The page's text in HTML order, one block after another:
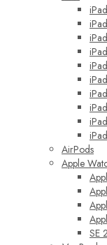
AirPods
Apple
SE